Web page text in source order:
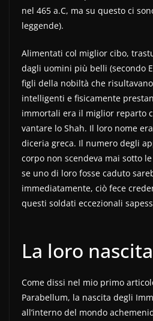
nel 465 a.C, ma su questo ci
leggende).
Alimentati col miglior cibo,
dagli uomini più belli (secondo
figli della nobiltà che
intelligenti e fisicamente
immortali era il miglior reparto
vantare lo Shah. Il loro nome
diceria greca. Il numero degli
corpo non scendeva mai sotto
se uno di loro fosse caduto
immediatamente, ciò fece
questi soldati eccezionali
La loro nascita
Come dissi nel mio primo
Parabellum, la nascita degli
all’interno del mondo